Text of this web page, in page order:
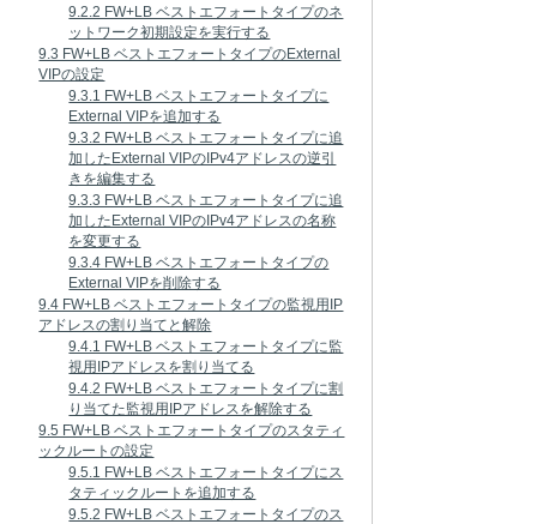
9.2.2 FW+LB ベストエフォートタイプのネ
ットワーク初期設定を実行する
9.3 FW+LB ベストエフォートタイプのExternal
VIPの設定
9.3.1 FW+LB ベストエフォートタイプに
External VIPを追加する
9.3.2 FW+LB ベストエフォートタイプに追
加したExternal VIPのIPv4アドレスの逆引
きを編集する
9.3.3 FW+LB ベストエフォートタイプに追
加したExternal VIPのIPv4アドレスの名称
を変更する
9.3.4 FW+LB ベストエフォートタイプの
External VIPを削除する
9.4 FW+LB ベストエフォートタイプの監視用IP
アドレスの割り当てと解除
9.4.1 FW+LB ベストエフォートタイプに監
視用IPアドレスを割り当てる
9.4.2 FW+LB ベストエフォートタイプに割
り当てた監視用IPアドレスを解除する
9.5 FW+LB ベストエフォートタイプのスタティ
ックルートの設定
9.5.1 FW+LB ベストエフォートタイプにス
タティックルートを追加する
9.5.2 FW+LB ベストエフォートタイプのス